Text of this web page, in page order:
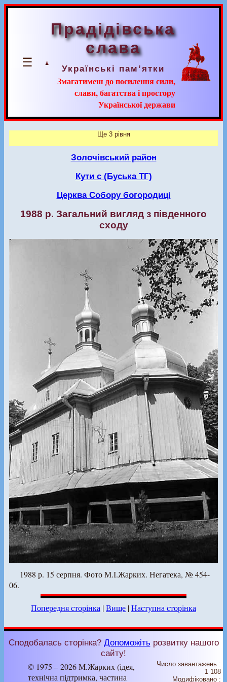
☰
Прадідівська
слава
Українські пам’ятки
Змагатимеш до посилення сили,
слави, багатства і простору
Української держави
Ще 3 рівня
Золочівський район
Кути с (Буська ТГ)
Церква Собору богородиці
1988 р. Загальний вигляд з південного
сходу
1988 р. 15 серпня. Фото М.І.Жарких. Негатека, № 454-
06.
Попередня сторінка |Вище |Наступна сторінка
Сподобалась сторінка? Допоможіть розвитку нашого
сайту!
© 1975 – 2026 М.Жарких (ідея,
технічна підтримка, частина
Число завантажень :
1 108
Модифіковано :